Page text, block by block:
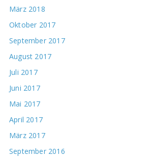
März 2018
Oktober 2017
September 2017
August 2017
Juli 2017
Juni 2017
Mai 2017
April 2017
März 2017
September 2016